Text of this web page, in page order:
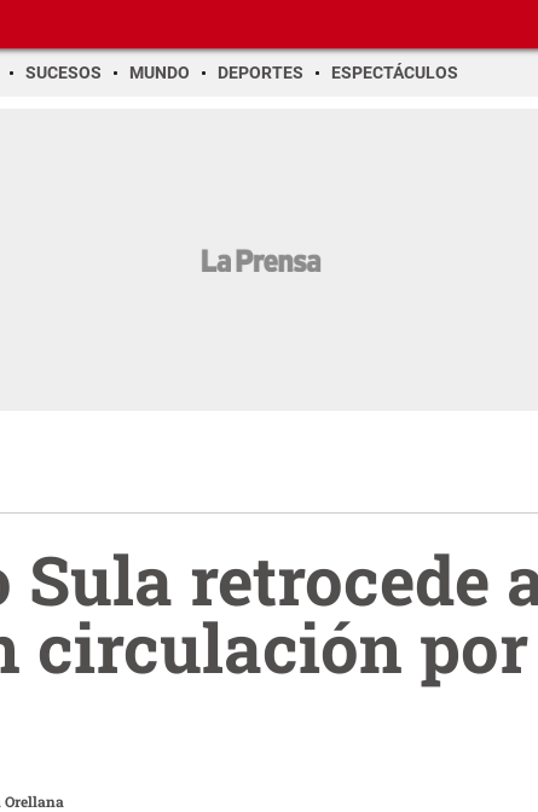
SUCESOS MUNDO DEPORTES ESPECTÁCULOS
Sula retrocede
circulación por